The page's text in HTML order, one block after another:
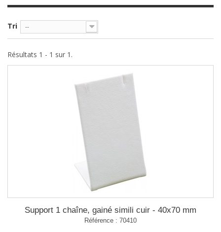
Tri --
Résultats 1 - 1 sur 1.
Support 1 chaîne, gainé simili cuir - 40x70 mm
Référence : 70410